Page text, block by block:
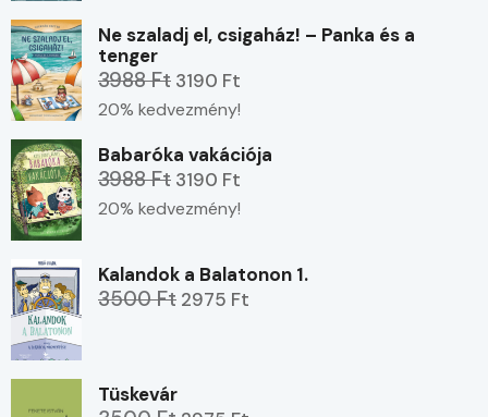
Ne szaladj el, csigaház! – Panka és a
tenger
3988 Ft 3190 Ft
20% kedvezmény!
Babaróka vakációja
3988 Ft 3190 Ft
20% kedvezmény!
Kalandok a Balatonon 1.
3500 Ft 2975 Ft
Tüskevár